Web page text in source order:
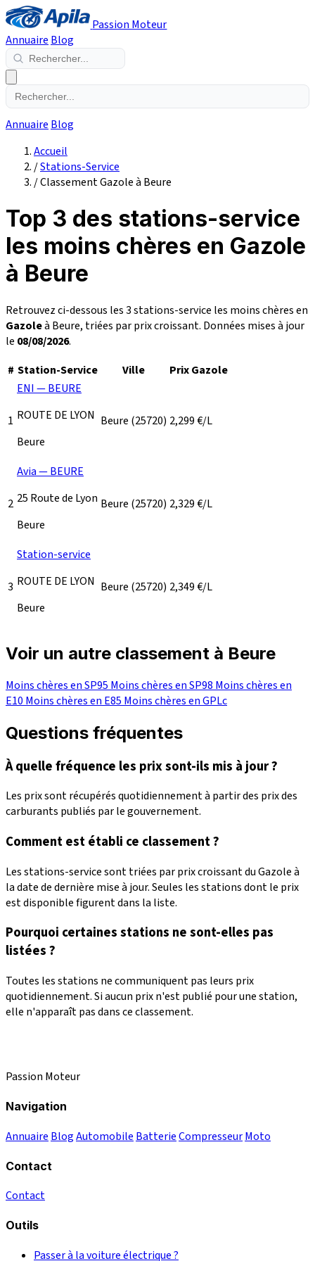
Passion Moteur
Annuaire Blog
Annuaire Blog
Accueil
/Stations-Service
/Classement Gazole à Beure
Top 3 des stations-service
les moins chères en Gazole
à Beure
Retrouvez ci-dessous les 3 stations-service les moins chères en
Gazoleà Beure, triées par prix croissant. Données mises à jour
le 08/08/2026.
# Station-Service Ville Prix Gazole
1
ENI — BEURE
ROUTE DE LYON
Beure
Beure (25720) 2,299€/L
2
Avia — BEURE
25 Route de Lyon
Beure
Beure (25720) 2,329€/L
3
Station-service
ROUTE DE LYON
Beure
Beure (25720) 2,349€/L
Voir un autre classement à Beure
Moins chères en SP95 Moins chères en SP98 Moins chères en
E10 Moins chères en E85 Moins chères en GPLc
Questions fréquentes
À quelle fréquence les prix sont-ils mis à jour ?
Les prix sont récupérés quotidiennement à partir des prix des
carburants publiés par le gouvernement.
Comment est établi ce classement ?
Les stations-service sont triées par prix croissant du Gazole à
la date de dernière mise à jour. Seules les stations dont le prix
est disponible figurent dans la liste.
Pourquoi certaines stations ne sont-elles pas
listées ?
Toutes les stations ne communiquent pas leurs prix
quotidiennement. Si aucun prix n'est publié pour une station,
elle n'apparaît pas dans ce classement.
Passion Moteur
Navigation
Annuaire BlogAutomobile BatterieCompresseurMoto
Contact
Contact
Outils
Passer à la voiture électrique ?